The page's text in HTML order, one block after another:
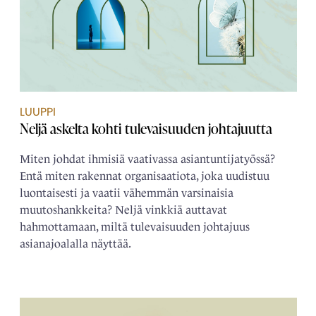
LUUPPI
Neljä askelta kohti tulevaisuuden johtajuutta
Miten johdat ihmisiä vaativassa asiantuntijatyössä?
Entä miten rakennat organisaatiota, joka uudistuu
luontaisesti ja vaatii vähemmän varsinaisia
muutoshankkeita? Neljä vinkkiä auttavat
hahmottamaan, miltä tulevaisuuden johtajuus
asianajoalalla näyttää.